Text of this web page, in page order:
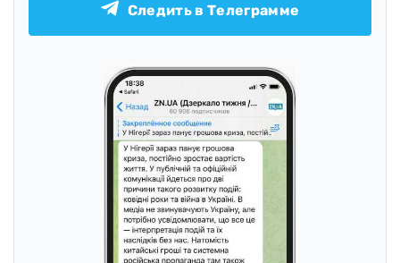
Следить в Телеграмме